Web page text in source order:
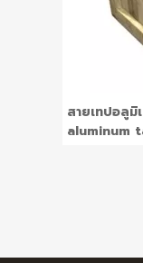
สายเทปอลู
aluminum